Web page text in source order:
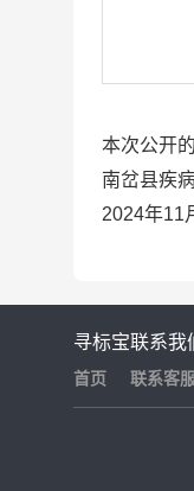
本次公开
南岔县疾
2024年11
寻标宝
首页
联系我
联系客